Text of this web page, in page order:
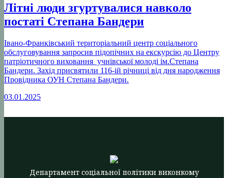
Літні люди згуртувалися навколо
постаті Степана Бандери
Івано-Франківський територіальний центр соціального
обслуговування запросив підопічних на екскурсію до Центру
патріотичного виховання учнівської молоді ім.Степана
Бандери. Захід присвятили 116-ій річниці від дня народження
Провідника ОУН Степана Бандери.
03.01.2025
Департамент соціальної політики виконкому